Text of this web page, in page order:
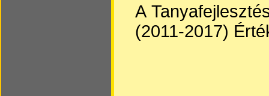
A
(2011-2017)